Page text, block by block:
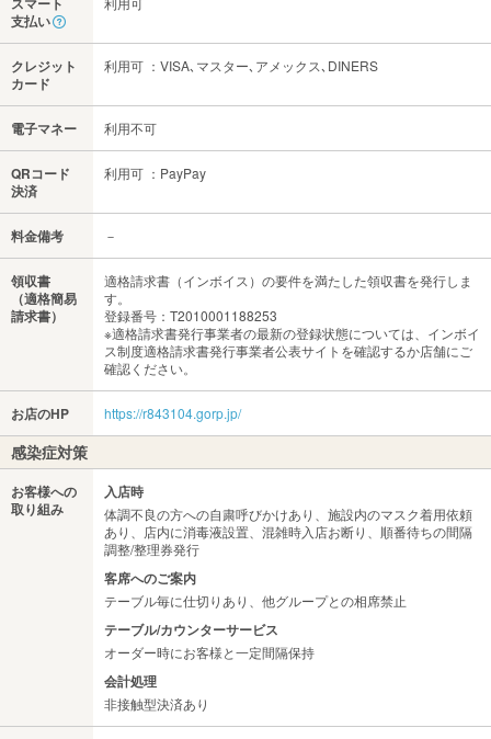
支払い
クレジット
カード
利用可 ：VISA､マスター､アメックス､DINERS
電子マネー 利用不可
QRコード
決済
利用可 ：PayPay
料金備考 －
領収書
（適格簡易
請求書）
適格請求書（インボイス）の要件を満たした領収書を発行しま
す。
登録番号：T2010001188253
※適格請求書発行事業者の最新の登録状態については、インボイ
ス制度適格請求書発行事業者公表サイトを確認するか店舗にご
確認ください。
お店のHP https://r843104.gorp.jp/
感染症対策
お客様への
取り組み
入店時
体調不良の方への自粛呼びかけあり、施設内のマスク着用依頼
あり、店内に消毒液設置、混雑時入店お断り、順番待ちの間隔
調整/整理券発行
客席へのご案内
テーブル毎に仕切りあり、他グループとの相席禁止
テーブル/カウンターサービス
オーダー時にお客様と一定間隔保持
会計処理
非接触型決済あり